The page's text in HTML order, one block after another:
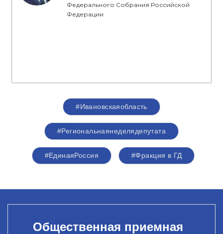
Федерального Собрания Российской
Федерации
#Ивановскаяобласть
#Региональнаянеделядепутата
#‎ЕдинаяРоссия #Фракция в ГД
Общественная приемная